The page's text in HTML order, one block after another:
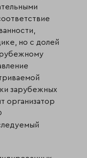
но с долей
зарубежных
организатор